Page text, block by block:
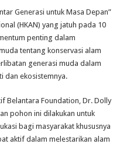
Generasi untuk Masa Depan”
(HKAN) yang jatuh pada 10
penting dalam
tentang konservasi alam
generasi muda dalam
dan ekosistemnya.
Belantara Foundation, Dr. Dolly
pohon ini dilakukan untuk
bagi masyarakat khususnya
aktif dalam melestarikan alam